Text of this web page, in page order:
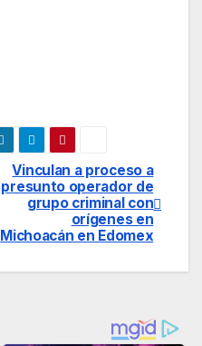
Vinculan a proceso a
presunto operador de
grupo criminal con
orígenes en
Michoacán en Edomex